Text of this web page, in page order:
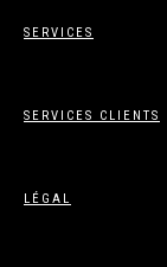
SERVICES
SERVICES CLIENTS
LÉGAL